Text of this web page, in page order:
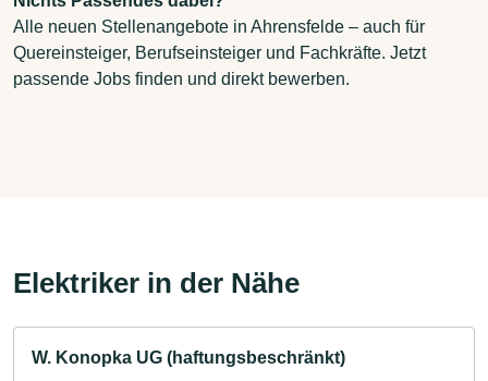
Alle neuen Stellenangebote in Ahrensfelde – auch für
Quereinsteiger, Berufseinsteiger und Fachkräfte. Jetzt
passende Jobs finden und direkt bewerben.
Elektriker in der Nähe
W. Konopka UG (haftungsbeschränkt)